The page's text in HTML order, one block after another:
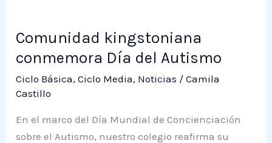
Comunidad kingstoniana
conmemora Día del Autismo
Ciclo Básica,Ciclo Media, Noticias /Camila
Castillo
En el marco del Día Mundial de Concienciación
sobre el Autismo, nuestro colegio reafirma su
kingstoniana
conmemora
del